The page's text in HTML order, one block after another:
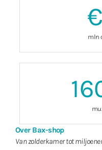
€
mln
Over Bax-shop
Van zolderkamer tot